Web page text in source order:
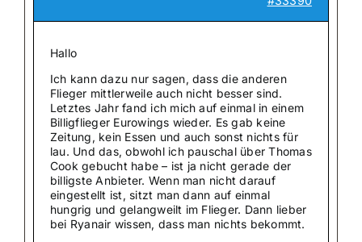
Hallo
Ich kann dazu nur sagen, dass die anderen
Flieger mittlerweile auch nicht besser sind.
Letztes Jahr fand ich mich auf einmal in einem
Billigflieger Eurowings wieder. Es gab keine
Zeitung, kein Essen und auch sonst nichts für
lau. Und das, obwohl ich pauschal über Thomas
Cook gebucht habe – ist ja nicht gerade der
billigste Anbieter. Wenn man nicht darauf
eingestellt ist, sitzt man dann auf einmal
hungrig und gelangweilt im Flieger. Dann lieber
bei Ryanair wissen, dass man nichts bekommt.